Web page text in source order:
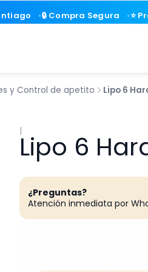
🔒 Compra Segura ⭐
y Control de apetito Lipo 6
|Lipo 6
¿Preguntas?
Atención inmediata por
🔒 Compra Segura ⭐